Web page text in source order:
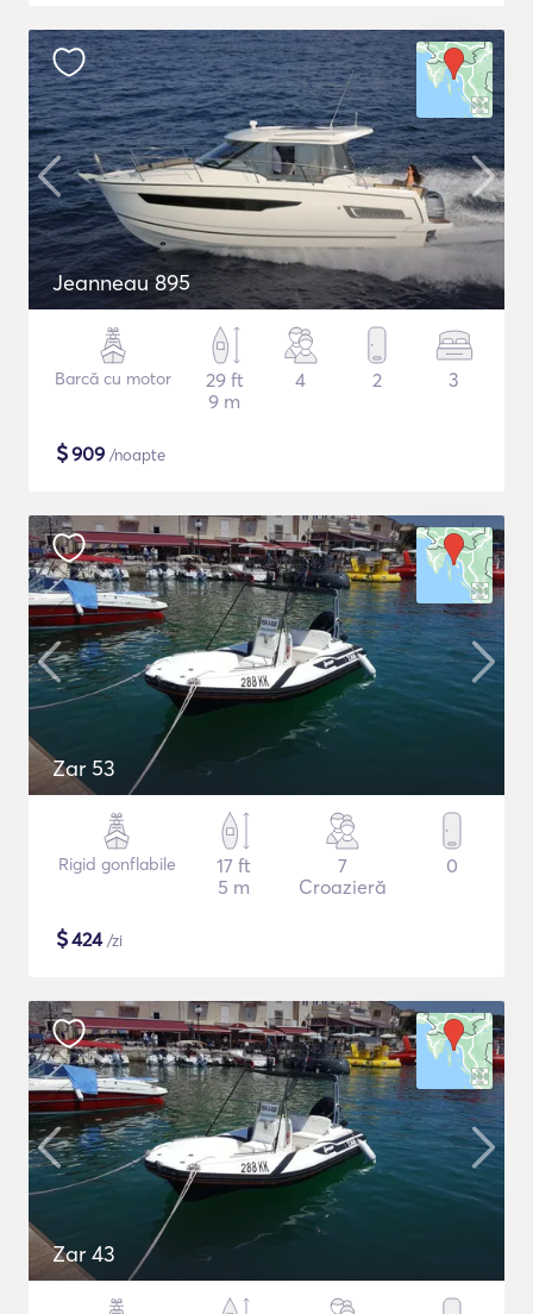
Jeanneau 895
Barcă cu motor
29 ft
9 m
4 2 3
$909 /noapte
Zar 53
Rigid gonflabile
17 ft
5 m
7
Croazieră
0
$424/zi
Zar 43